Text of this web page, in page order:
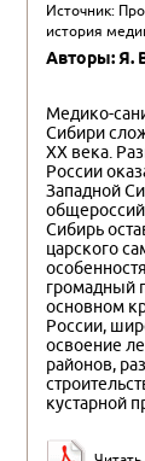
Источник:
история
Авторы: Я.
Медико-
Сибири
XX века.
России
Западной
Сибирь
царского
громадный
основном
России,
освоение
районов,
кустарной